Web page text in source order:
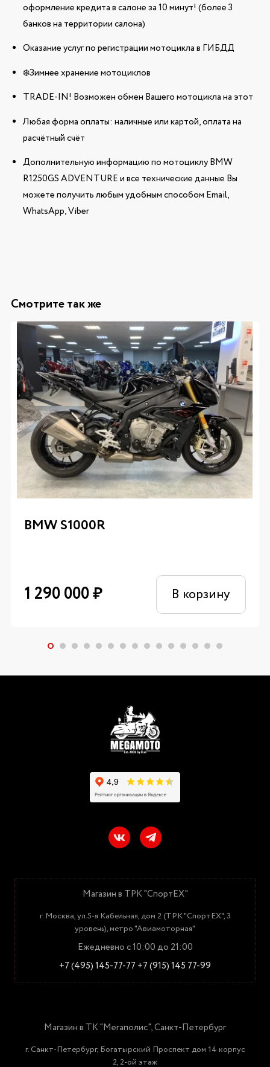
оформление кредита в салоне за 10 минут! (более 3
банков на территории салона)
Оказание услуг по регистрации мотоцикла в ГИБДД
❄️Зимнее хранение мотоциклов
TRADE-IN! Возможен обмен Вашего мотоцикла на этот
Любая форма оплаты: наличные или картой, оплата на
расчётный счёт
Дополнительную информацию по мотоциклу BMW
R1250GS ADVENTURE и все технические данные Вы
можете получить любым удобным способом Email,
WhatsApp, Viber
Смотрите так же
BMW S1000R
1 290 000₽ В корзину
Магазин в ТРК "СпортЕХ"
г. Москва, ул.5-я Кабельная, дом 2 (ТРК "СпортЕХ", 3
уровень), метро "Авиамоторная"
Ежедневно с 10:00 до 21:00
+7 (495) 145-77-77 +7 (915) 145 77-99
Магазин в ТК "Мегаполис", Санкт-Петербург
г. Санкт-Петербург, Богатырский Проспект дом 14 корпус
2, 2-ой этаж